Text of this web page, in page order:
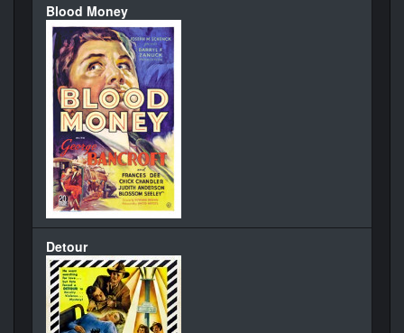
Blood Money
Detour